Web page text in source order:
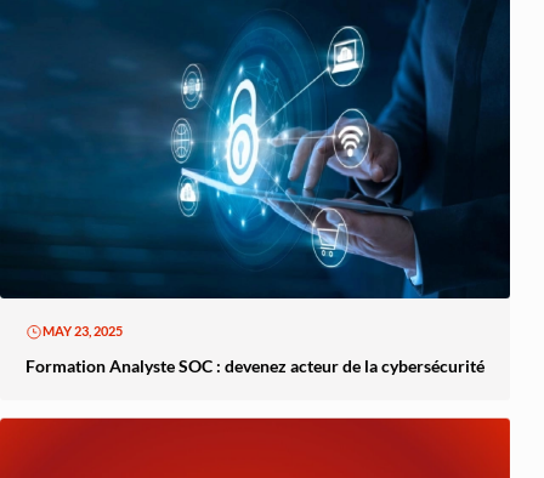
MAY 23, 2025
Formation Analyste SOC : devenez acteur de la cybersécurité